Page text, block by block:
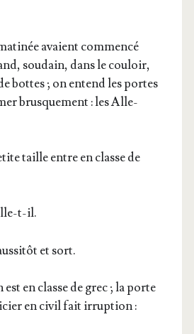
avaient com­men­cé
sou­dain, dans le cou­loir,
bottes ; on entend les portes
brus­que­ment : les Alle­
taille entre en classe de
t-il.
et sort.
en classe de grec ; la porte
en civil fait irruption :